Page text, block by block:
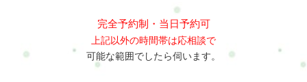
完全予約制・当日予約可
上記以外の時間帯は応相談で
可能な範囲でしたら伺います。